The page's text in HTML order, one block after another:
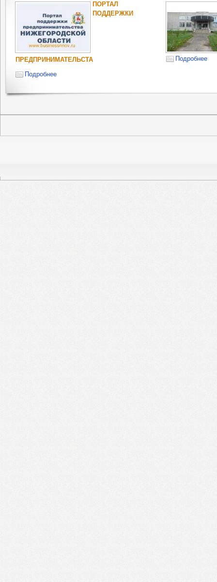
ПОРТАЛ
ПОДДЕРЖКИ
ПРЕДПРИНИМАТЕЛЬСТА
Подробнее
Подробнее